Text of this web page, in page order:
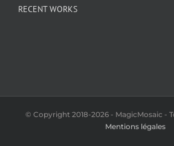
RECENT WORKS
© Copyright 2018-2026 - MagicMosaic -
Mentions légales